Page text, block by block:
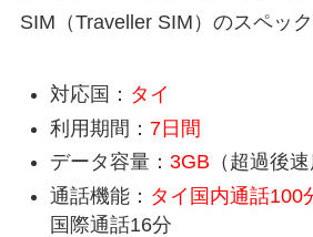
SIM（Traveller SIM）のスペック
対応国： タイ
利用期間： 7日間
データ容量： 3GB （超過後
通話機能： タイ国内通話100
国際通話16分